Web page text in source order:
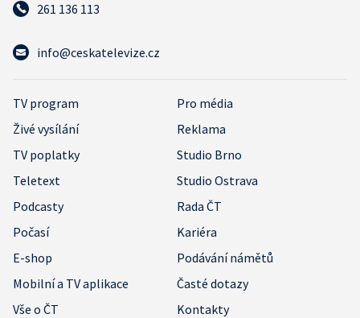
261 136 113
info@ceskatelevize.cz
TV program
Pro média
Živé vysílání
Reklama
TV poplatky
Studio Brno
Teletext
Studio Ostrava
Podcasty
Rada ČT
Počasí
Kariéra
E-shop
Podávání námětů
Mobilní a TV aplikace
Časté dotazy
Vše o ČT
Kontakty